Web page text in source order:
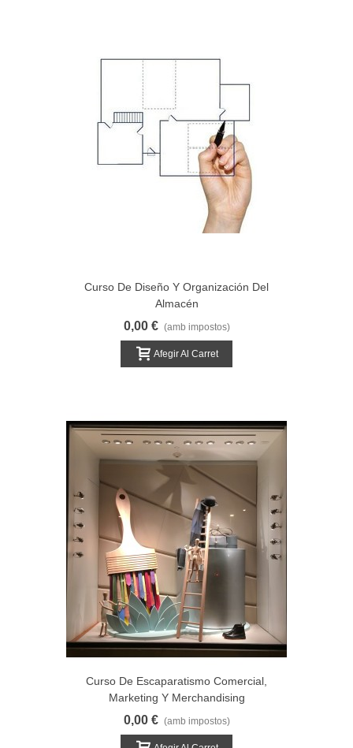
Curso De Diseño Y Organización Del
Almacén
0,00 € (amb impostos)
Afegir Al Carret
Curso De Escaparatismo Comercial,
Marketing Y Merchandising
0,00 € (amb impostos)